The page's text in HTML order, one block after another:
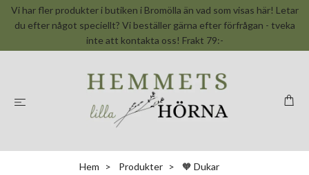
Vi har fler produkter i butiken i Bromölla än vad som visas här! Letar
du efter något speciellt? Vi beställer gärna efter förfrågan - tveka
inte att kontakta oss! Frakt 79:-
Hem Produkter
🧡 Dukar